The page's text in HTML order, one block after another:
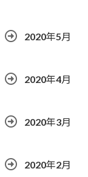
2020年5月
2020年4月
2020年3月
2020年2月